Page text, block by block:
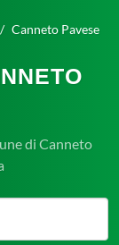
Canneto Pavese
di Canneto